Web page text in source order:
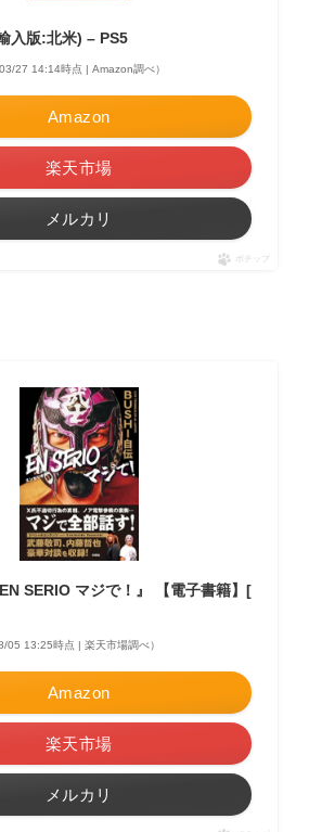
入版:北米) – PS5
27 14:14時点 | Amazon調べ）
Amazon
楽天市場
メルカリ
ポチップ
SERIO マジで！』 【電子書籍】[
05 13:25時点 | 楽天市場調べ）
Amazon
楽天市場
メルカリ